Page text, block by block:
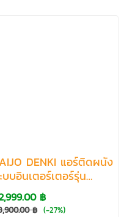
DENKI แอร์ติดผนัง
บบอินเตอร์เตอร์รุ่น
SURE R32
าด 31265-36391 BTU
฿
฿ (-27%)